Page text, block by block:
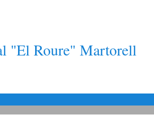
"El Roure" Martorell